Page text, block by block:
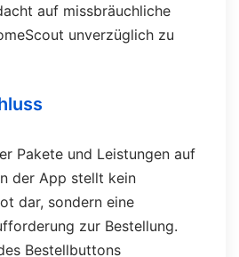
auf missbräuchliche
unverzüglich zu
Pakete und Leistungen auf
der App stellt kein
dar, sondern eine
zur Bestellung.
Bestellbuttons